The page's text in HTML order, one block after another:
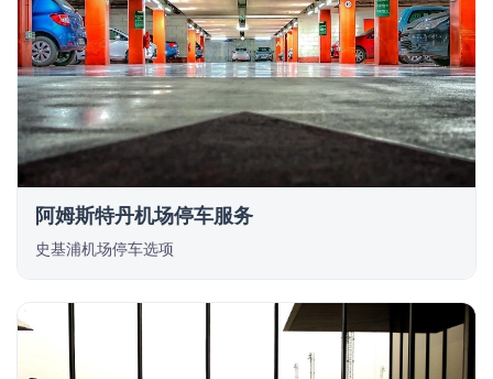
阿姆斯特丹机场停车服务
史基浦机场停车选项